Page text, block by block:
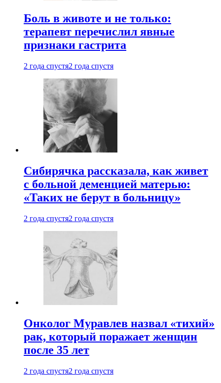
Боль в животе и не только:
терапевт перечислил явные
признаки гастрита
2 года спустя2 года спустя
Сибирячка рассказала, как живет
с больной деменцией матерью:
«Таких не берут в больницу»
2 года спустя2 года спустя
Онколог Муравлев назвал «тихий»
рак, который поражает женщин
после 35 лет
2 года спустя2 года спустя